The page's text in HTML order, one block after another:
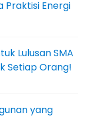
Praktisi Energi
Lulusan SMA
Setiap Orang!